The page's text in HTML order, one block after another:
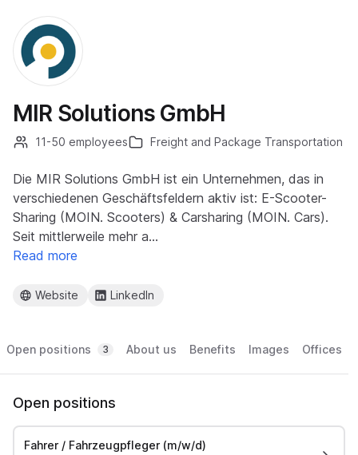
MIR Solutions GmbH
11-50 employees Freight and Package Transportation
Die MIR Solutions GmbH ist ein Unternehmen, das in
verschiedenen Geschäftsfeldern aktiv ist: E-Scooter-
Sharing (MOIN. Scooters) & Carsharing (MOIN. Cars).
Seit mittlerweile mehr a…
Read more
Website LinkedIn
Open positions 3 About us Benefits Images Offices
Open positions
Fahrer / Fahrzeugpfleger (m/w/d)